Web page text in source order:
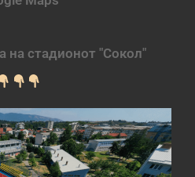
на стадионот "Сокол"